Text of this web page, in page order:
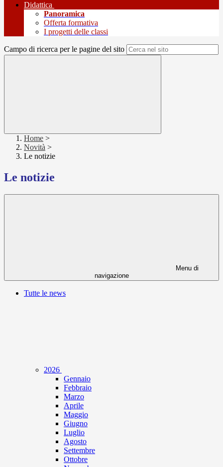
Didattica
Panoramica
Offerta formativa
I progetti delle classi
Campo di ricerca per le pagine del sito
Home >
Novità >
Le notizie
Le notizie
Menu di
navigazione
Tutte le news
2026
Gennaio
Febbraio
Marzo
Aprile
Maggio
Giugno
Luglio
Agosto
Settembre
Ottobre